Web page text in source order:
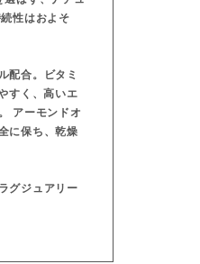
性はおよそ
配合。ビタミ
すく、高いエ
アーモンドオ
に保ち、乾燥
グジュアリー